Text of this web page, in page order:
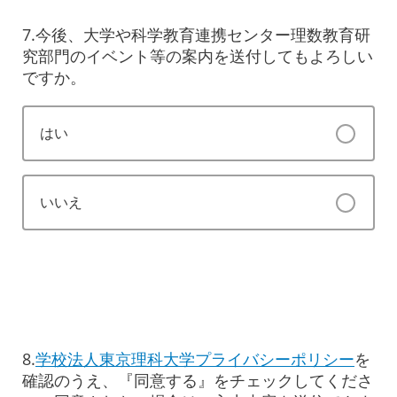
7.今後、大学や科学教育連携センター理数教育研
究部門のイベント等の案内を送付してもよろしい
ですか。
はい
いいえ
8.学校法人東京理科大学プライバシーポリシーを
確認のうえ、『同意する』をチェックしてくださ